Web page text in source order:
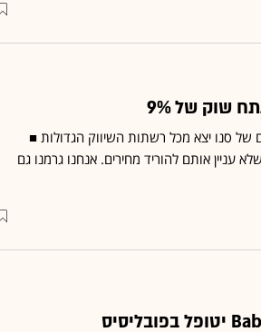
שוק של 9%
סנו יצא מכל רשתות השיווק הגדולות ■
עניין אותם להוריד מחירים. אנחנו גרמנו גם